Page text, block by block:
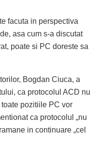
facuta in perspectiva
asa cum s-a discutat
poate si PC doreste sa
Bogdan Ciuca, a
ca protocolul ACD nu
pozitiile PC vor
ca protocolul „nu
in continuare „cel